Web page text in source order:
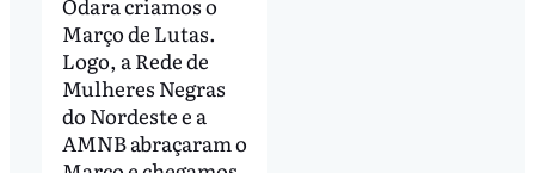
Março de Lutas.
Logo, a Rede de
Mulheres Negras
do Nordeste e a
AMNB abraçaram o